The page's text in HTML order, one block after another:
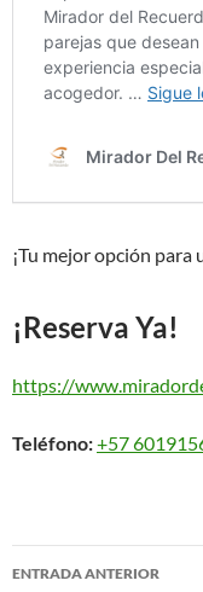
¡Tu mejor opción
¡Reserva Ya!
https://
Teléfono:+57
Navegación
ENTRADA ANTERIOR